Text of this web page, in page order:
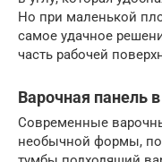
Но при маленькой
самое удачное
часть рабочей
Варочная панель в
Современные
необычной формы,